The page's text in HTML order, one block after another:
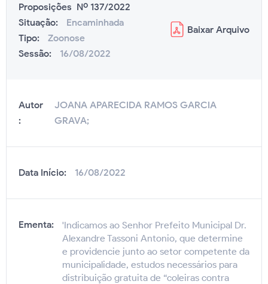
Proposições Nº 137/2022
Situação:
Encaminhada
Tipo:
Zoonose
Sessão:
16/08/2022
Baixar Arquivo
Autor
:
JOANA APARECIDA RAMOS GARCIA
GRAVA;
Data Início: 16/08/2022
Ementa:
'Indicamos ao Senhor Prefeito Municipal Dr.
Alexandre Tassoni Antonio, que determine
e providencie junto ao setor competente da
municipalidade, estudos necessários para
distribuição gratuita de “coleiras contra